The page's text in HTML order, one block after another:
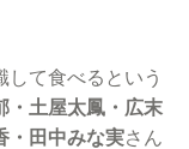
て食べるという
・土屋太鳳・広末
・田中みな実さん